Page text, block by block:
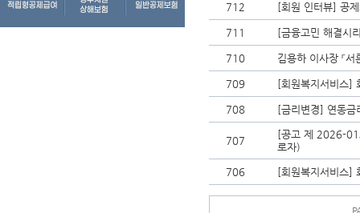
712 [회원 인터뷰] 공
711 [금융고민 해결시
710 김용하 이사장 『
709 [회원복지서비스]
708 [금리변경] 연동금
707
[공고 제 2026-01
로자)
706 [회원복지서비스]